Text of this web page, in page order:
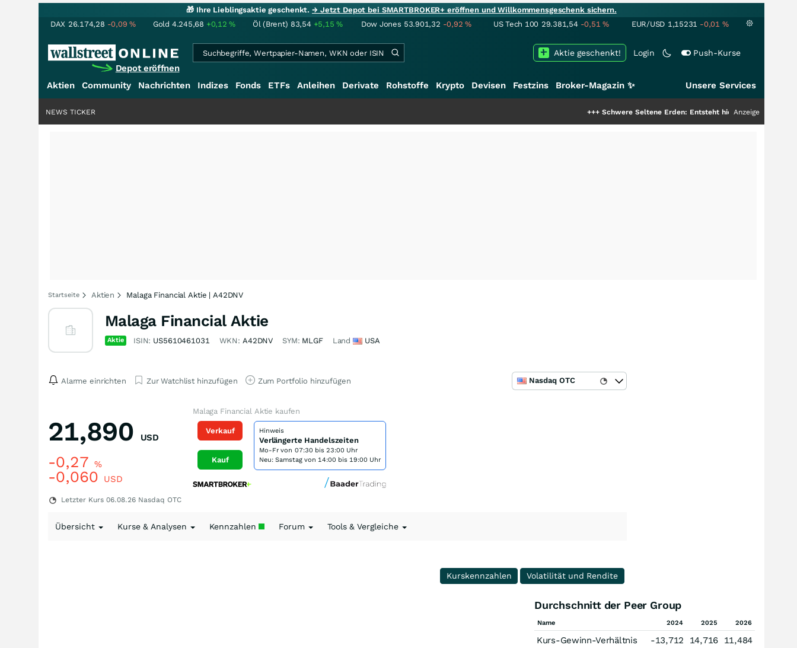
🎁 Ihre Lieblingsaktie geschenkt.→ Jetzt Depot bei SMARTBROKER+ eröffnen und Willkommensgeschenk sichern.
DAX 26.174,28 -0,09% Gold 4.245,68 +0,12% Öl (Brent) 83,54 +5,15% Dow Jones 53.901,32 -0,92% US Tech 100 29.381,54 -0,51% EUR/USD 1,15231 -0,01 %
Depot eröffnen
Login Push-Kurse
Aktie geschenkt!
Aktien Community Nachrichten Indizes Fonds ETFs Anleihen Derivate Rohstoffe Krypto Devisen Festzins Broker-Magazin ✨ Unsere Services
Schwere Seltene Erden: Entsteht hier die nächsteAnzeige
NEWS TICKER
Startseite Aktien Malaga Financial Aktie | A42DNV
Malaga Financial Aktie
Aktie ISIN: US5610461031 WKN: A42DNV SYM: MLGF Land USA
Alarme einrichten Zur Watchlist hinzufügen Zum Portfolio hinzufügen Nasdaq OTC
21,890 USD
-0,27 %
-0,060 USD
Letzter Kurs 06.08.26 Nasdaq OTC
Malaga Financial Aktie kaufen
Verkauf
Kauf
Hinweis
Verlängerte Handelszeiten
Mo-Fr von 07:30 bis 23:00 Uhr
Neu: Samstag von 14:00 bis 19:00 Uhr
Übersicht Kurse & Analysen Kennzahlen Forum Tools & Vergleiche
Kurskennzahlen Volatilität und Rendite
Durchschnitt der Peer Group
Name 2024 2025 2026
Kurs-Gewinn-Verhältnis -13,712 14,716
11,484